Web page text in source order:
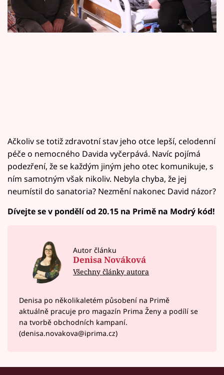
Sledujte prima+
Sledujte nás
Ačkoliv se totiž zdravotní stav jeho otce lepší, celodenní
péče o nemocného Davida vyčerpává. Navíc pojímá
podezření, že se každým jiným jeho otec komunikuje, s
ním samotným však nikoliv. Nebyla chyba, že jej
neumístil do sanatoria? Nezmění nakonec David názor?
Dívejte se v pondělí od 20.15 na Primě na Modrý kód!
Autor článku
Denisa Nováková
Všechny články autora
Denisa po několikaletém působení na Primě
aktuálně pracuje pro magazín Prima Ženy a podílí se
na tvorbě obchodních kampaní.
(denisa.novakova@iprima.cz)